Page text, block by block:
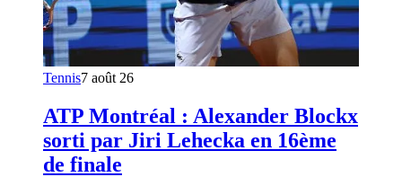
Tennis7 août 26
ATP Montréal : Alexander Blockx
sorti par Jiri Lehecka en 16ème
de finale